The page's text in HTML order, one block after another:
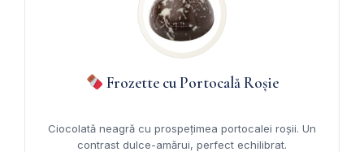
Frozette cu Portocală Roșie
Ciocolată neagră cu prospețimea portocalei roșii. Un
contrast dulce-amărui, perfect echilibrat.